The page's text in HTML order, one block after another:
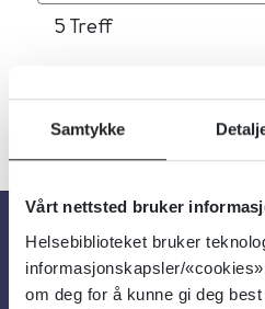
Samtykke
Vårt nettsted bruker
Helsebiblioteket bruker
informasjonskapsler/
om deg for å kunne gi deg
5 Treff
Om oss